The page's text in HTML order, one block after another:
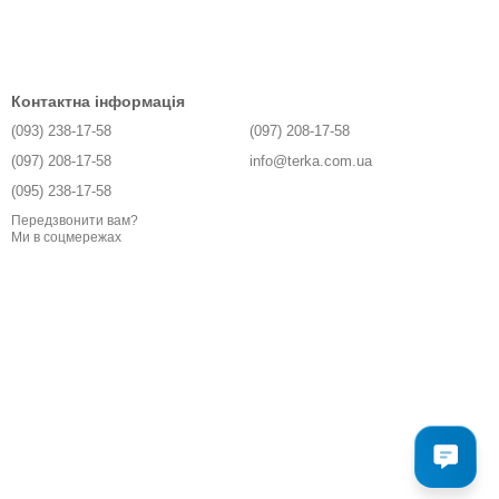
Контактна інформація
(093) 238-17-58
(097) 208-17-58
(095) 238-17-58
Передзвонити вам?
(097) 208-17-58
info@terka.com.ua
Ми в соцмережах